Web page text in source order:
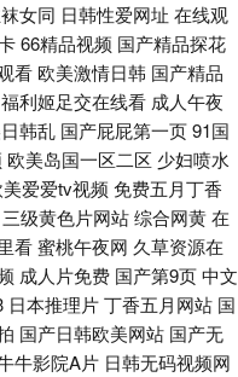
女同 日韩性爱网址 在线观
66精品视频 国产精品探花
看 欧美激情日韩 国产精品
福利姬足交在线看 成人午夜
韩乱 国产屁屁第一页91国
欧美岛国一区二区 少妇喷水
美爱爱tv视频 免费五月丁香
三级黄色片网站综合网黄在
看蜜桃午夜网 久草资源在
成人片免费 国产第9页中文
日本推理片丁香五月网站 国
国产日韩欧美网站 国产无
牛影院A片 日韩无码视频网